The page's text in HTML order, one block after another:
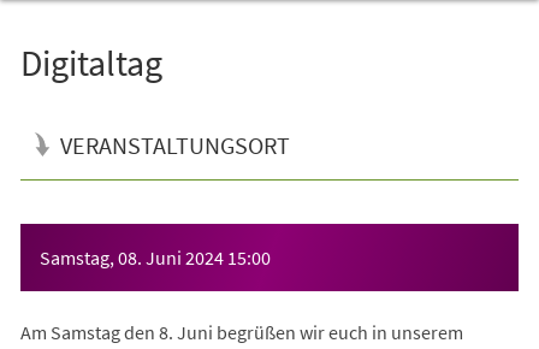
Digitaltag
VERANSTALTUNGSORT
Samstag, 08. Juni 2024 15:00
Am Samstag den 8. Juni begrüßen wir euch in unserem